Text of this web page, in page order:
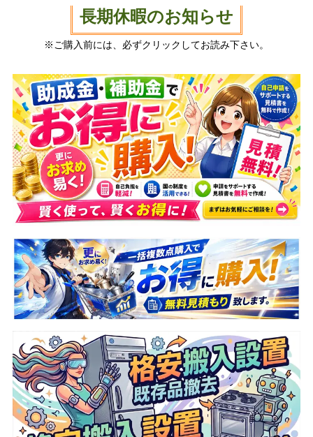
長期休暇のお知らせ
※ご購入前には、必ずクリックしてお読み下さい。